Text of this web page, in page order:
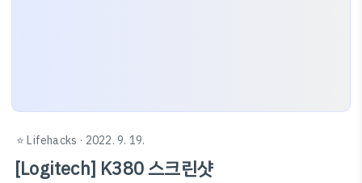
⭐️ Lifehacks · 2022. 9. 19.
[Logitech] K380 스크린샷